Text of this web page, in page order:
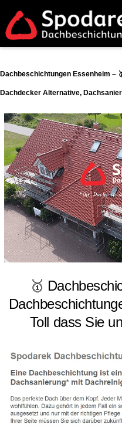
Dachbeschichtungen Essenheim –
Dachdecker Alternative,
🥇
Toll dass Sie